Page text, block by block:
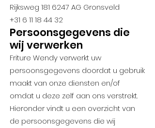
Rijksweg 181 6247 AG Gronsveld
+31 6 11 18 44 32
Persoonsgegevens die
wij verwerken
Friture Wendy verwerkt uw
persoonsgegevens doordat u gebruik
maakt van onze diensten en/of
omdat u deze zelf aan ons verstrekt.
Hieronder vindt u een overzicht van
de persoonsgegevens die wij